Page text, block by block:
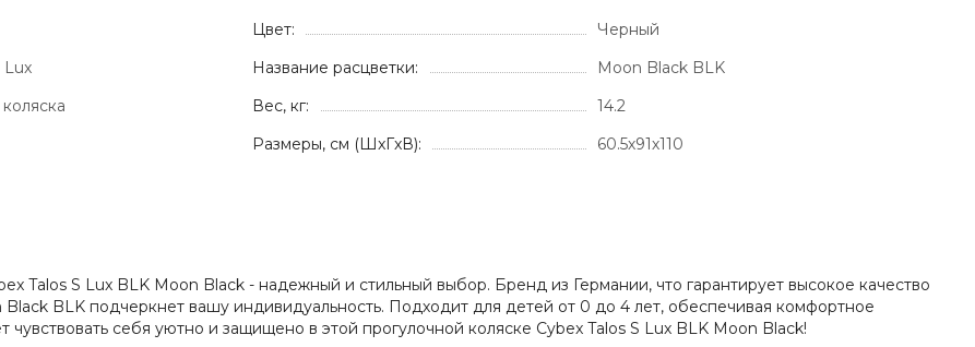
Lux
Цвет:
Черный
Название расцветки:
Moon Black BLK
Вес, кг:
14.2
Размеры, см (ШxГxВ):
60.5х91х110
Talos S Lux BLK Moon Black - надежный и стильный выбор. Бренд из Германии, что гарантирует высокое качество
BLK подчеркнет вашу индивидуальность. Подходит для детей от 0 до 4 лет, обеспечивая комфортное
себя уютно и защищено в этой прогулочной коляске Cybex Talos S Lux BLK Moon Black!